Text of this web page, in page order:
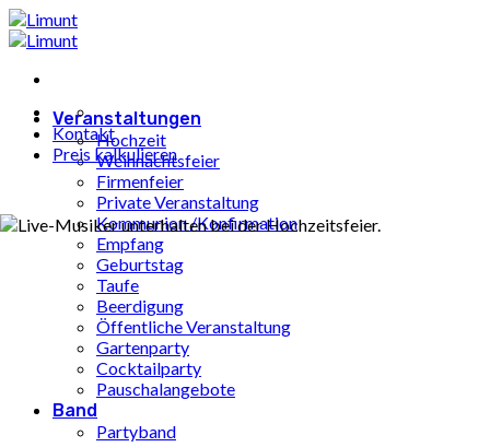
Zum
Inhalt
Veranstaltungen
Hochzeit
Weihnachtsfeier
Firmenfeier
Private Veranstaltung
Kommunion /Konfirmation
Empfang
Geburtstag
Taufe
Beerdigung
Öffentliche Veranstaltung
Gartenparty
Cocktailparty
Pauschalangebote
Band
Partyband
Kontakt
Preis kalkulieren